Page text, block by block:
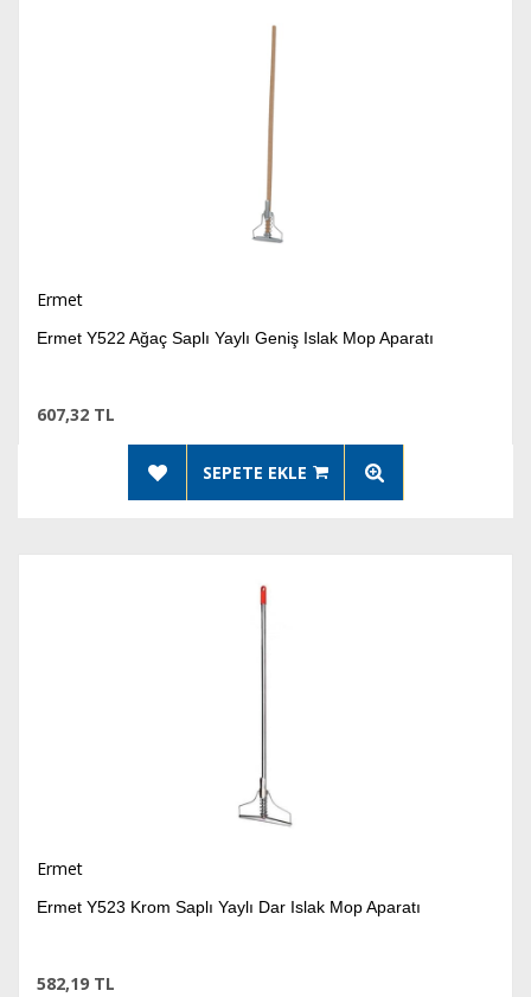
Ermet
Ermet Y522 Ağaç Saplı Yaylı Geniş Islak Mop Aparatı
607,32 TL
SEPETE EKLE
Ermet
Ermet Y523 Krom Saplı Yaylı Dar Islak Mop Aparatı
582,19 TL